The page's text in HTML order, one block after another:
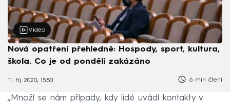
Video
Nová opatření přehledně: Hospody, sport, kultura,
škola. Co je od pondělí zakázáno
11. říj 2020, 15:50 6 min čtení
„Množí se nám případy, kdy lidé uvádí kontakty v